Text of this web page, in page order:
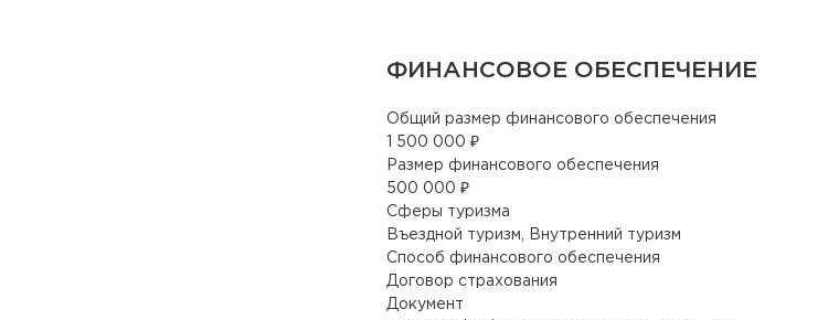
ФИНАНСОВОЕ ОБЕСПЕЧЕНИЕ
Общий размер финансового обеспечения
1 500 000 ₽
Размер финансового обеспечения
500 000 ₽
Сферы туризма
Въездной туризм, Внутренний туризм
Способ финансового обеспечения
Договор страхования
Документ